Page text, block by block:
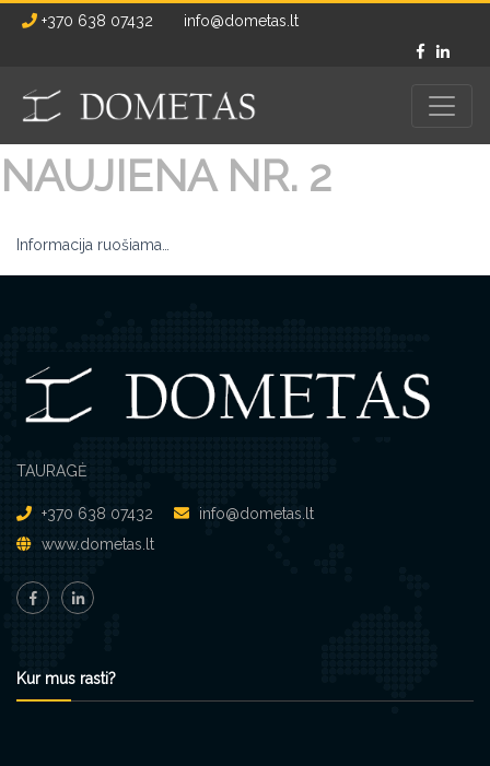
+370 638 07432 info@dometas.lt
NAUJIENA NR. 2
Informacija ruošiama…
TAURAGĖ
+370 638 07432
info@dometas.lt
www.dometas.lt
Kur mus rasti?